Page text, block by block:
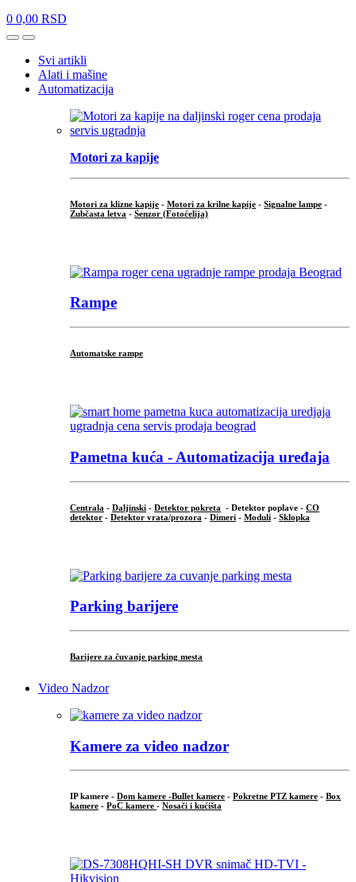
0 0,00 RSD
OpenClose
Svi artikli
Alati i mašine
Automatizacija
Motori za kapije
Motori za klizne kapije - Motori za krilne kapije - Signalne lampe -
Zubčasta letva - Senzor (Fotoćelija)
Rampe
Automatske rampe
Pametna kuća - Automatizacija uređaja
Centrala - Daljinski - Detektor pokreta - Detektor poplave - CO
detektor - Detektor vrata/prozora - Dimeri - Moduli - Sklopka
Parking barijere
Barijere za čuvanje parking mesta
Video Nadzor
Kamere za video nadzor
IP kamere - Dom kamere -Bullet kamere - Pokretne PTZ kamere - Box
kamere - PoC kamere - Nosači i kućišta